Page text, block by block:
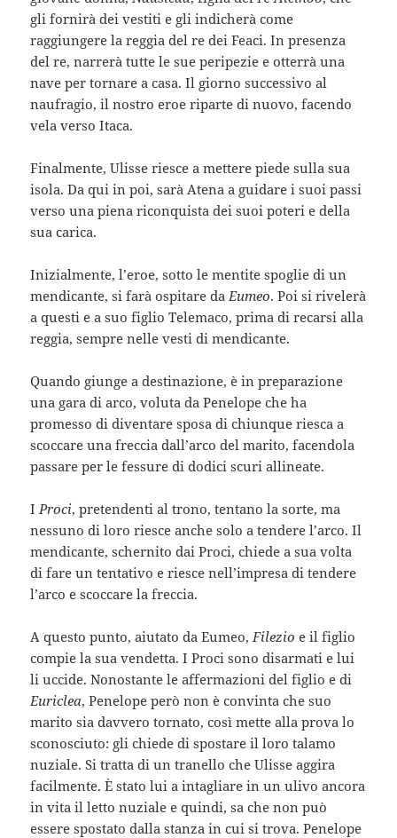
gli fornirà dei vestiti e gli indicherà come
raggiungere la reggia del re dei Feaci. In presenza
del re, narrerà tutte le sue peripezie e otterrà una
nave per tornare a casa. Il giorno successivo al
naufragio, il nostro eroe riparte di nuovo, facendo
vela verso Itaca.
Finalmente, Ulisse riesce a mettere piede sulla sua
isola. Da qui in poi, sarà Atena a guidare i suoi passi
verso una piena riconquista dei suoi poteri e della
sua carica.
Inizialmente, l’eroe, sotto le mentite spoglie di un
mendicante, si farà ospitare da Eumeo. Poi si rivelerà
a questi e a suo figlio Telemaco, prima di recarsi alla
reggia, sempre nelle vesti di mendicante.
Quando giunge a destinazione, è in preparazione
una gara di arco, voluta da Penelope che ha
promesso di diventare sposa di chiunque riesca a
scoccare una freccia dall’arco del marito, facendola
passare per le fessure di dodici scuri allineate.
I Proci, pretendenti al trono, tentano la sorte, ma
nessuno di loro riesce anche solo a tendere l’arco. Il
mendicante, schernito dai Proci, chiede a sua volta
di fare un tentativo e riesce nell’impresa di tendere
l’arco e scoccare la freccia.
A questo punto, aiutato da Eumeo, Filezioe il figlio
compie la sua vendetta. I Proci sono disarmati e lui
li uccide. Nonostante le affermazioni del figlio e di
Euriclea, Penelope però non è convinta che suo
marito sia davvero tornato, così mette alla prova lo
sconosciuto: gli chiede di spostare il loro talamo
nuziale. Si tratta di un tranello che Ulisse aggira
facilmente. È stato lui a intagliare in un ulivo ancora
in vita il letto nuziale e quindi, sa che non può
essere spostato dalla stanza in cui si trova. Penelope